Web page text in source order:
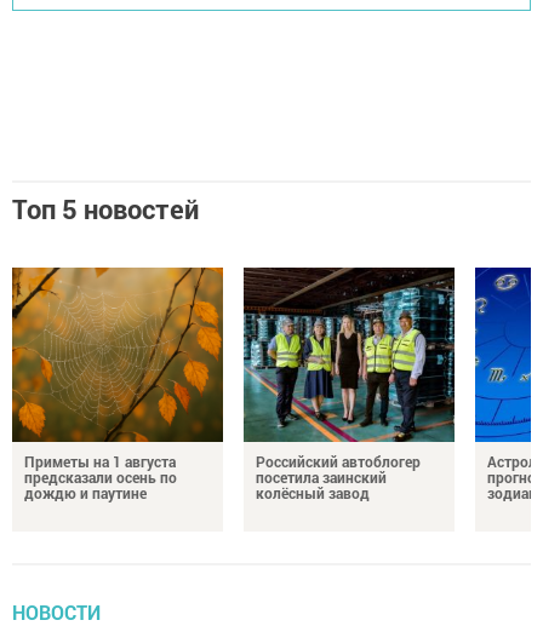
Топ 5 новостей
Приметы на 1 августа
предсказали осень по
дождю и паутине
Российский автоблогер
посетила заинский
колёсный завод
зодиака
НОВОСТИ